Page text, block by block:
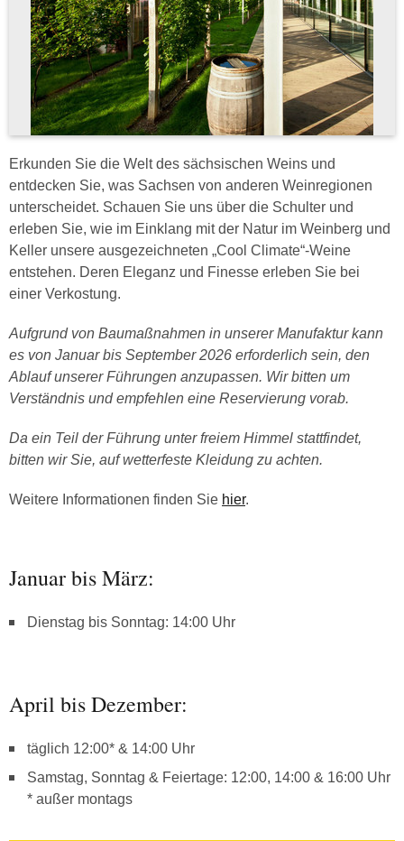
Erkunden Sie die Welt des sächsischen Weins und
entdecken Sie, was Sachsen von anderen Weinregionen
unterscheidet. Schauen Sie uns über die Schulter und
erleben Sie, wie im Einklang mit der Natur im Weinberg und
Keller unsere ausgezeichneten „Cool Climate“-Weine
entstehen. Deren Eleganz und Finesse erleben Sie bei
einer Verkostung.
Aufgrund von Baumaßnahmen in unserer Manufaktur kann
es von Januar bis September 2026 erforderlich sein, den
Ablauf unserer Führungen anzupassen. Wir bitten um
Verständnis und empfehlen eine Reservierung vorab.
Da ein Teil der Führung unter freiem Himmel stattfindet,
bitten wir Sie, auf wetterfeste Kleidung zu achten.
Weitere Informationen finden Sie hier.
Januar bis März:
Dienstag bis Sonntag: 14:00 Uhr
April bis Dezember:
täglich 12:00* & 14:00 Uhr
Samstag, Sonntag & Feiertage: 12:00, 14:00 & 16:00 Uhr
* außer montags